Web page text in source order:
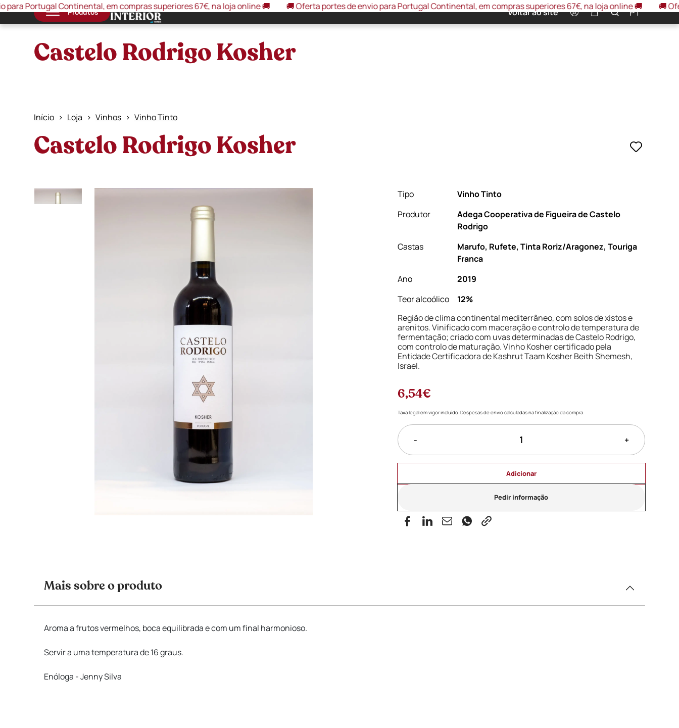
Continental, em compras superiores 67€, na loja online 🚚 🚚 Oferta portes de envio para Portugal Continental, em compras superiores 67€, na loja online 🚚 🚚 Oferta
Produtos Voltar ao site 0 PT
Castelo Rodrigo Kosher
Início Loja Vinhos Vinho Tinto
Castelo Rodrigo Kosher
Tipo
Vinho Tinto
Produtor
Adega Cooperativa de Figueira de Castelo
Rodrigo
Castas
Marufo, Rufete, Tinta Roriz/Aragonez, Touriga
Franca
Ano
2019
Teor alcoólico
12%
Região de clima continental mediterrâneo, com solos de xistos e
arenitos. Vinificado com maceração e controlo de temperatura de
fermentação; criado com uvas determinadas de Castelo Rodrigo,
com controlo de maturação. Vinho Kosher certificado pela
Entidade Certificadora de Kashrut Taam Kosher Beith Shemesh,
Israel.
6,54€
Taxa legal em vigor incluído. Despesas de envio calculadas na finalização da compra.
- +
Adicionar
Pedir informação
Mais sobre o produto
Aroma a frutos vermelhos, boca equilibrada e com um final harmonioso.
Servir a uma temperatura de 16 graus.
Enóloga - Jenny Silva